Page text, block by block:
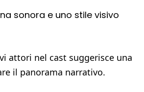
sonora e uno stile visivo
attori nel cast suggerisce una
il panorama narrativo.